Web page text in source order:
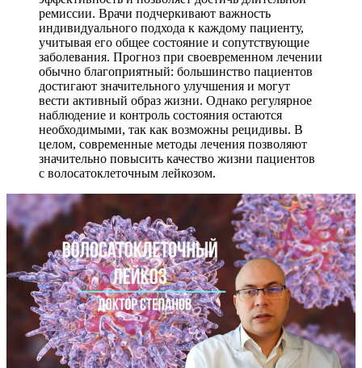
ремиссии. Врачи подчеркивают важность
индивидуального подхода к каждому пациенту,
учитывая его общее состояние и сопутствующие
заболевания. Прогноз при своевременном лечении
обычно благоприятный: большинство пациентов
достигают значительного улучшения и могут
вести активный образ жизни. Однако регулярное
наблюдение и контроль состояния остаются
необходимыми, так как возможны рецидивы. В
целом, современные методы лечения позволяют
значительно повысить качество жизни пациентов
с волосатоклеточным лейкозом.